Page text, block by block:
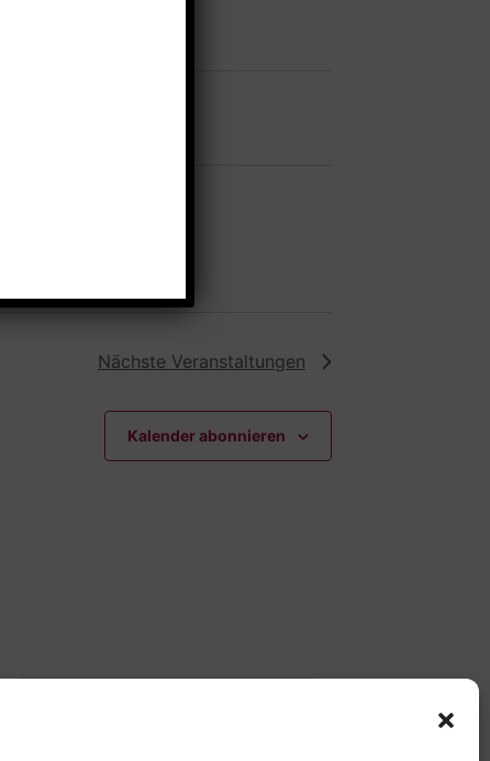
Nächste Veranstaltungen
Kalender abonnieren